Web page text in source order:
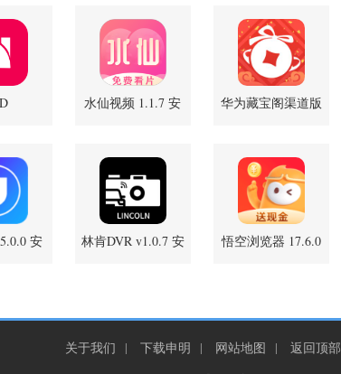
水仙视频 1.1.7 安
华为藏宝阁渠道版
安
林肯DVR v1.0.7 安
悟空浏览器 17.6.0
关于我们 | 下载申明 | 网站地图 | 返回顶部